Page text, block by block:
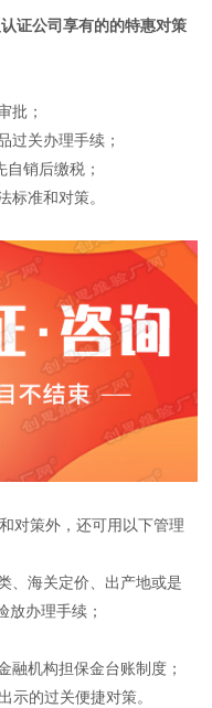
证公司享有的的特惠对策
批；
关办理手续；
销后缴税；
准和对策。
策外，还可用以下管理
海关定价、出产地或是
放办理手续；
机构担保金台账制度；
的过关便捷对策。